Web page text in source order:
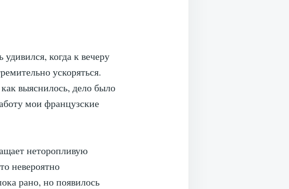
когда к вечеру
ускоряться.
выяснилось, дело было
мои французские
неторопливую
невероятно
рано, но появилось